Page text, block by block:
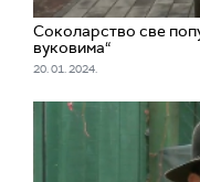
Соколарство све
вуковима“
20. 01. 2024.